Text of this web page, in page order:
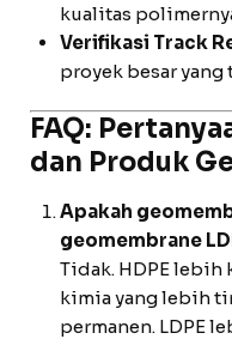
kualitas
Verifikasi Track
proyek besar yang
FAQ:
dan Produk
Apakah
geomembrane
Tidak. HDPE
kimia yang lebih
permanen. LDPE